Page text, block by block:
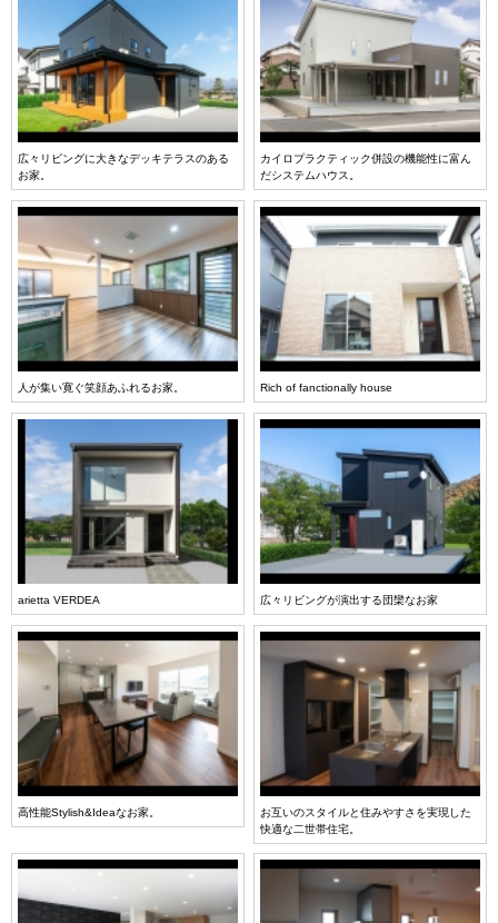
広々リビングに大きなデッキテラスのある
お家。
カイロプラクティック併設の機能性に富ん
だシステムハウス。
人が集い寛ぐ笑顔あふれるお家。 Rich of fanctionally house
arietta VERDEA 広々リビングが演出する団欒なお家
高性能Stylish&Ideaなお家。
お互いのスタイルと住みやすさを実現した
快適な二世帯住宅。